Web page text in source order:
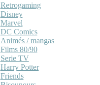
Retrogaming
Disney
Marvel
DC Comics
Animés / mangas
Films 80/90
Serie TV
Harry Potter
Friends